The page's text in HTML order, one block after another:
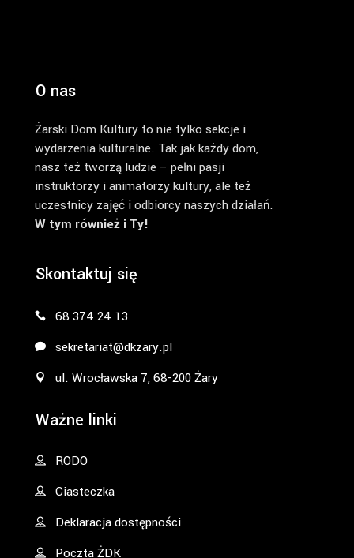
O nas
Żarski Dom Kultury to nie tylko sekcje i
wydarzenia kulturalne. Tak jak każdy dom,
nasz też tworzą ludzie – pełni pasji
instruktorzy i animatorzy kultury, ale też
uczestnicy zajęć i odbiorcy naszych działań.
W tym również i Ty!
Skontaktuj się
68 374 24 13
sekretariat@dkzary.pl
ul. Wrocławska 7, 68-200 Żary
Ważne linki
RODO
Ciasteczka
Deklaracja dostępności
Poczta ŻDK